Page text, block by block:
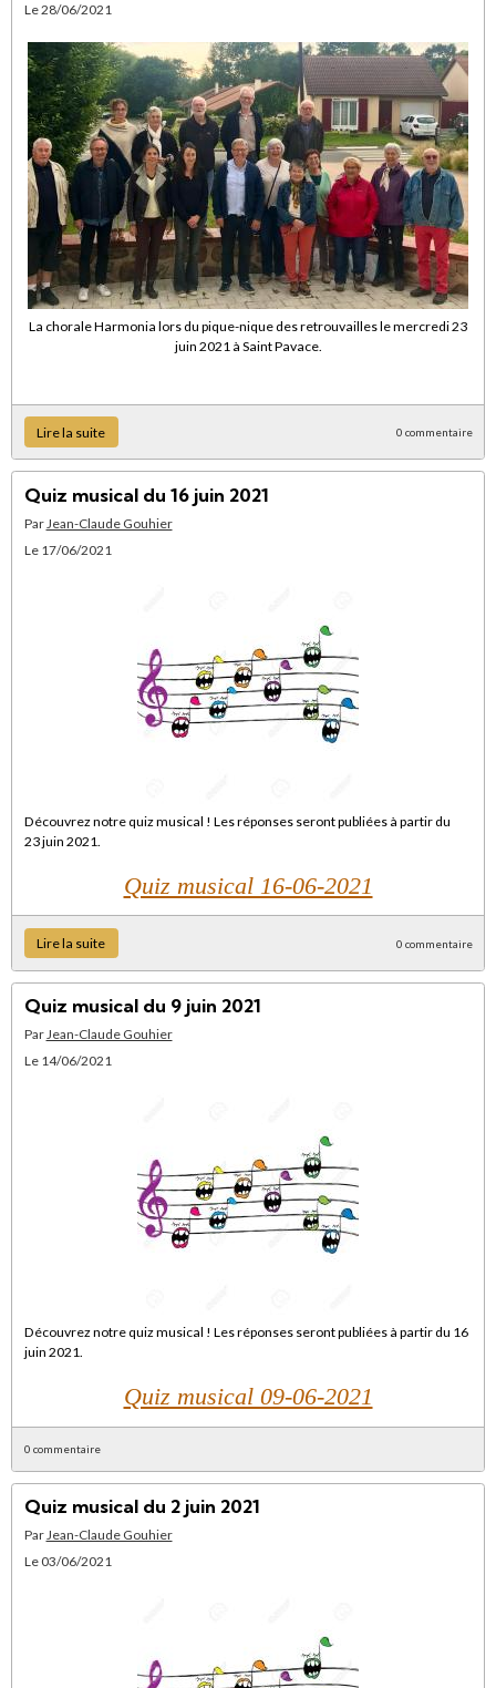
Le 28/06/2021
La chorale Harmonia lors du pique-nique des retrouvailles le mercredi 23
juin 2021 à Saint Pavace.
Lire la suite 0 commentaire
Quiz musical du 16 juin 2021
Par Jean-Claude Gouhier
Le 17/06/2021
Découvrez notre quiz musical ! Les réponses seront publiées à partir du
23 juin 2021.
Quiz musical 16-06-2021
Lire la suite 0 commentaire
Quiz musical du 9 juin 2021
ParJean-Claude Gouhier
Le 14/06/2021
Découvrez notre quiz musical ! Les réponses seront publiées à partir du 16
juin 2021.
Quiz musical 09-06-2021
0 commentaire
Quiz musical du 2 juin 2021
ParJean-Claude Gouhier
Le 03/06/2021